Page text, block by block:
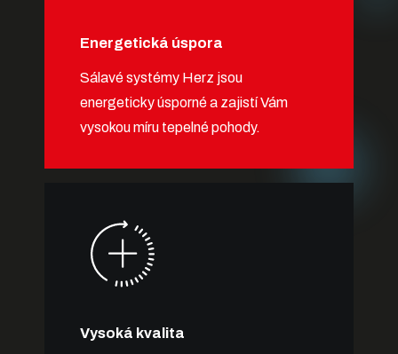
Energetická úspora
Sálavé systémy Herz jsou
energeticky úsporné a zajistí Vám
vysokou míru tepelné pohody.
Vysoká kvalita